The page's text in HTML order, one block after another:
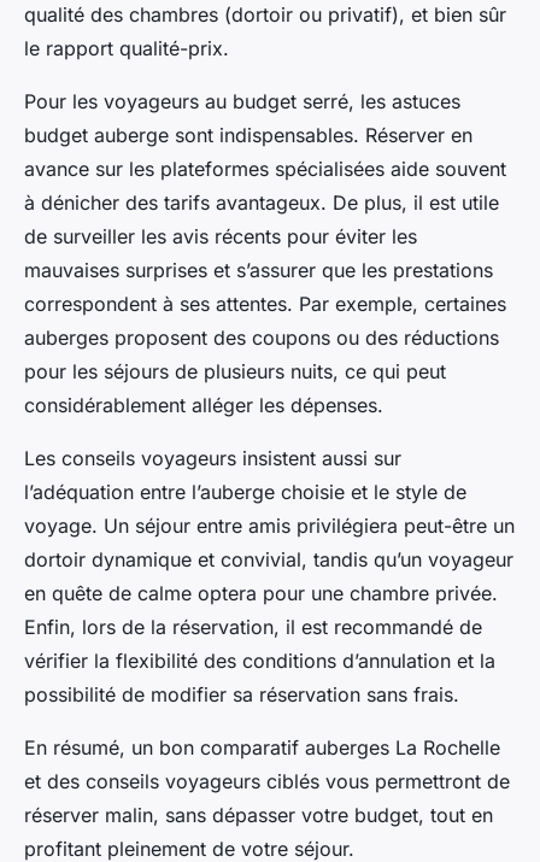
qualité des chambres (dortoir ou privatif), et bien sûr
le rapport qualité-prix.
Pour les voyageurs au budget serré, les astuces
budget auberge sont indispensables. Réserver en
avance sur les plateformes spécialisées aide souvent
à dénicher des tarifs avantageux. De plus, il est utile
de surveiller les avis récents pour éviter les
mauvaises surprises et s’assurer que les prestations
correspondent à ses attentes. Par exemple, certaines
auberges proposent des coupons ou des réductions
pour les séjours de plusieurs nuits, ce qui peut
considérablement alléger les dépenses.
Les conseils voyageurs insistent aussi sur
l’adéquation entre l’auberge choisie et le style de
voyage. Un séjour entre amis privilégiera peut-être un
dortoir dynamique et convivial, tandis qu’un voyageur
en quête de calme optera pour une chambre privée.
Enfin, lors de la réservation, il est recommandé de
vérifier la flexibilité des conditions d’annulation et la
possibilité de modifier sa réservation sans frais.
En résumé, un bon comparatif auberges La Rochelle
et des conseils voyageurs ciblés vous permettront de
réserver malin, sans dépasser votre budget, tout en
profitant pleinement de votre séjour.